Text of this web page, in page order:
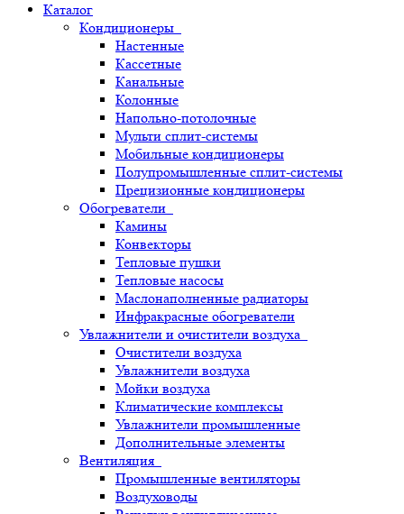
Каталог
Кондиционеры
Настенные
Кассетные
Канальные
Колонные
Напольно-потолочные
Мульти сплит-системы
Мобильные кондиционеры
Полупромышленные сплит-системы
Прецизионные кондиционеры
Обогреватели
Камины
Конвекторы
Тепловые пушки
Тепловые насосы
Маслонаполненные радиаторы
Инфракрасные обогреватели
Увлажнители и очистители воздуха
Очистители воздуха
Увлажнители воздуха
Мойки воздуха
Климатические комплексы
Увлажнители промышленные
Дополнительные элементы
Вентиляция
Промышленные вентиляторы
Воздуховоды